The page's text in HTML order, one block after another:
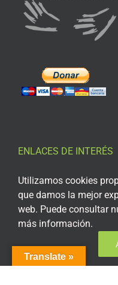
ENLACES DE INTERÉS
Aviso Legal
Política de privacidad
Política de privacidad
Política de cookies
Translate »
Utilizamos cookies
que damos la mejor
web. Puede consultar
más información.